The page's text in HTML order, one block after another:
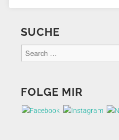
SUCHE
FOLGE MIR